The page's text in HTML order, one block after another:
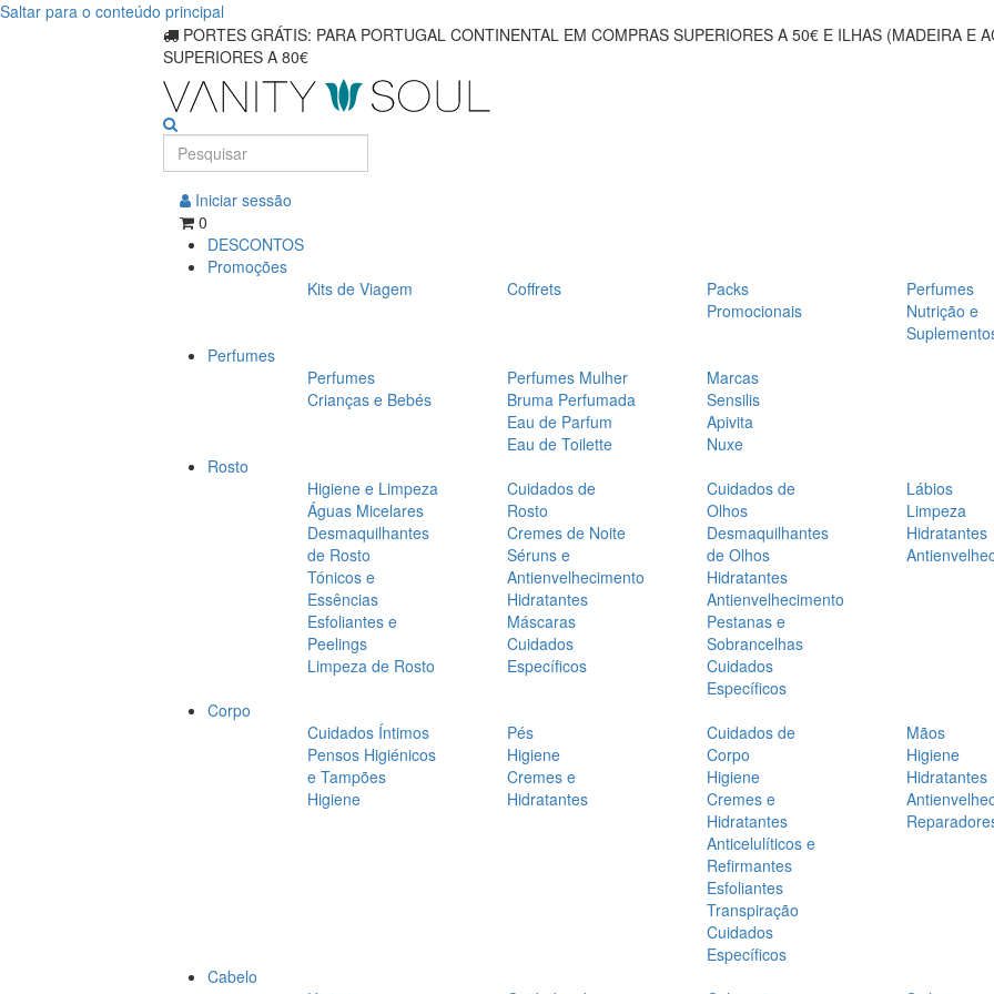
Saltar para o conteúdo principal
Descubra
PORTES GRÁTIS: PARA PORTUGAL CONTINENTAL EM COMPRAS SUPERIORES A 50€ E ILHAS (MADEIRA E
SUPERIORES A 80€
Iniciar sessão
0
DESCONTOS
Promoções
Kits de Viagem
Coffrets
Packs
Promocionais
Perfumes
Nutrição e
Perfumes
Perfumes
Crianças e Bebés
Perfumes Mulher
Bruma Perfumada
Eau de Parfum
Eau de Toilette
Marcas
Sensilis
Apivita
Nuxe
Rosto
Higiene e Limpeza
Águas Micelares
Desmaquilhantes
de Rosto
Tónicos e
Essências
Esfoliantes e
Peelings
Limpeza de Rosto
Cuidados de
Rosto
Cremes de Noite
Séruns e
Antienvelhecimento
Hidratantes
Máscaras
Cuidados
Específicos
Cuidados de
Olhos
Desmaquilhantes
de Olhos
Hidratantes
Antienvelhecimento
Pestanas e
Sobrancelhas
Cuidados
Específicos
Lábios
Limpeza
Hidratantes
Corpo
Cuidados Íntimos
Pensos Higiénicos
e Tampões
Higiene
Pés
Higiene
Cremes e
Hidratantes
Cuidados de
Corpo
Higiene
Cremes e
Hidratantes
Anticelulíticos e
Refirmantes
Esfoliantes
Transpiração
Cuidados
Específicos
Mãos
Higiene
Hidratantes
Cabelo